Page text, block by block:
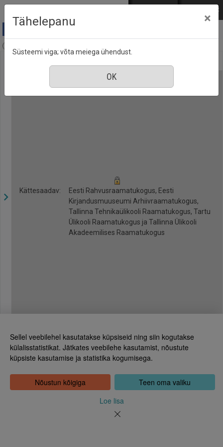
Mine põhisisu juurde
РУС
Kättesaadav:
Eesti Rahvusraamatukogus, Eesti
Kirjandusmuuseumi Arhiivraamatukogus,
Tallinna Tehnikaülikooli Raamatukogus, Tartu
Ülikooli Raamatukogus ja Tallinna Ülikooli
Akadeemilises Raamatukogus
Eesti Rahvusraamatukogu
Kontakt: 6307 100
dea@rara.ee
Tutvustus
Teen oma valiku
Nõustun kõigiga
Loe lisa
Sellel veebilehel kasutatakse küpsiseid ning siin kogutakse
külalisstatistikat. Jätkates veebilehe kasutamist, nõustute
küpsiste kasutamise ja statistika kogumisega.
Tähelepanu ×
Süsteemi viga; võta meiega ühendust.